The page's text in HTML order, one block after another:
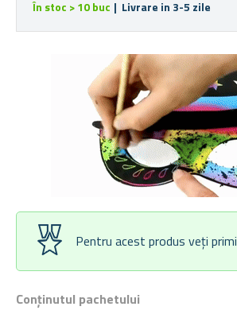
Conținutul pachetului
În stoc > 10 buc | Livrare in 3-5 zile
Pentru acest produs veți primi